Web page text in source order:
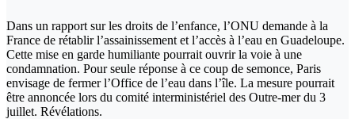
Dans un rapport sur les droits de l’enfance, l’ONU demande à la
France de rétablir l’assainissement et l’accès à l’eau en Guadeloupe.
Cette mise en garde humiliante pourrait ouvrir la voie à une
condamnation. Pour seule réponse à ce coup de semonce, Paris
envisage de fermer l’Office de l’eau dans l’île. La mesure pourrait
être annoncée lors du comité interministériel des Outre-mer du 3
juillet. Révélations.